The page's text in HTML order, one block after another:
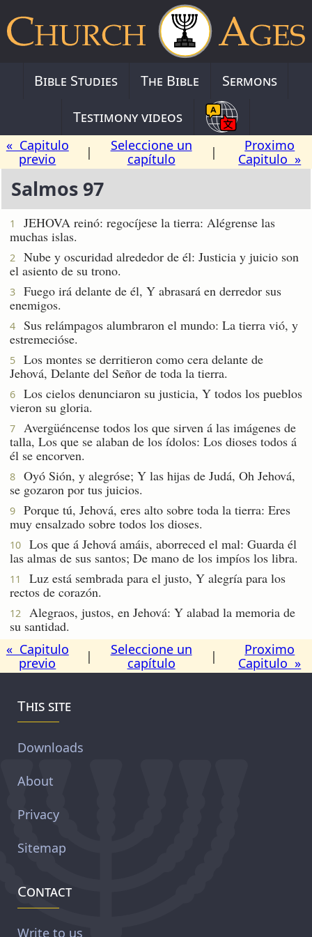
Bible Studies The Bible
Sermons
Testimony videos
« Capitulo
previo
|
Seleccione un
capítulo
|
Proximo
Capitulo »
Salmos 97
1
JEHOVA reinó: regocíjese la tierra: Alégrense las
muchas islas.
2
Nube y oscuridad alrededor de él: Justicia y juicio son
el asiento de su trono.
3
Fuego irá delante de él, Y abrasará en derredor sus
enemigos.
4
Sus relámpagos alumbraron el mundo: La tierra vió, y
estremecióse.
5
Los montes se derritieron como cera delante de
Jehová, Delante del Señor de toda la tierra.
6
Los cielos denunciaron su justicia, Y todos los pueblos
vieron su gloria.
7
Avergüéncense todos los que sirven á las imágenes de
talla, Los que se alaban de los ídolos: Los dioses todos á
él se encorven.
8
Oyó Sión, y alegróse; Y las hijas de Judá, Oh Jehová,
se gozaron por tus juicios.
9
Porque tú, Jehová, eres alto sobre toda la tierra: Eres
muy ensalzado sobre todos los dioses.
10
Los que á Jehová amáis, aborreced el mal: Guarda él
las almas de sus santos; De mano de los impíos los libra.
11
Luz está sembrada para el justo, Y alegría para los
rectos de corazón.
12
Alegraos, justos, en Jehová: Y alabad la memoria de
su santidad.
« Capitulo
previo
|
Seleccione un
capítulo
|
Proximo
Capitulo »
This site
Downloads
About
Privacy
Sitemap
Contact
Write to us